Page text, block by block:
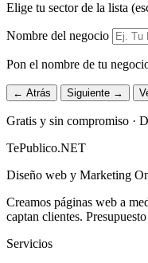
Elige tu sector de la lista
Nombre del negocio
Pon el nombre de tu
← Atrás Siguiente →
Gratis y sin compromiso ·
TePublico.NET
Diseño web y Marketing
Creamos páginas web a
captan clientes.
Servicios